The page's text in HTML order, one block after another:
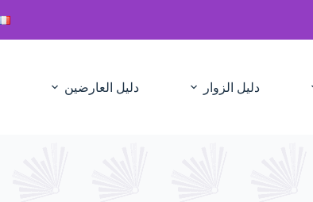
دليل الزوار دليل العارضين